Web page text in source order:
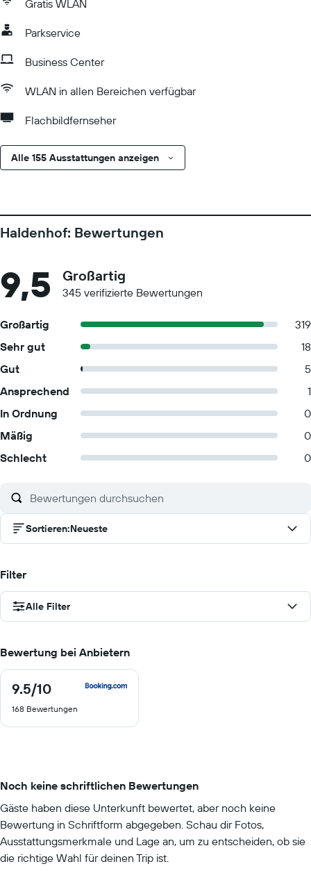
Gratis WLAN
Parkservice
Business Center
WLAN in allen Bereichen verfügbar
Flachbildfernseher
Alle 155 Ausstattungen anzeigen
Haldenhof: Bewertungen
9,5 Großartig
345 verifizierte Bewertungen
Großartig
319
Sehr gut
18
Gut
5
Ansprechend
1
In Ordnung
0
Mäßig
0
Schlecht
0
Sortieren:Neueste
Filter
Alle Filter
Bewertung bei Anbietern
9.5/10
9.5
10
168 Bewertungen
Noch keine schriftlichen Bewertungen
Gäste haben diese Unterkunft bewertet, aber noch keine
Bewertung in Schriftform abgegeben. Schau dir Fotos,
Ausstattungsmerkmale und Lage an, um zu entscheiden, ob sie
die richtige Wahl für deinen Trip ist.